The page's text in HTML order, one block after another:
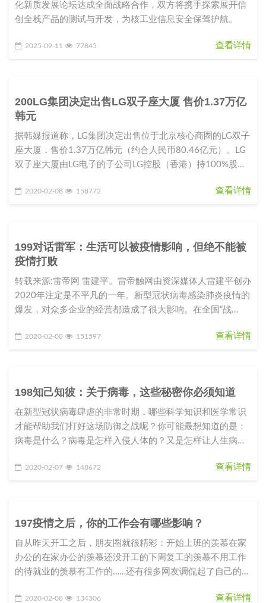
化新质发展论坛达成全面战略合作，双方将携手探索展开信
创全栈产品的测试与开发，为核工业信息安全保驾护航。
2025-09-11 77845 查看详情
200LG集团决定出售LG双子座大厦 售价1.37万亿
韩元
据韩媒报道称，LG集团决定出售位于北京核心商圈的LG双子
座大厦，售价1.37万亿韩元（约合人民币80.46亿元）。LG
双子座大厦由LG电子的子公司LG控股（香港）持100%股
2020-02-08 158772 查看详情
199对话雷军：生活可以被疫情影响，但绝不能被
疫情打败
转载来源:雷帝网 雷建平。雷帝触网由资深媒体人雷建平创办
2020年注定是不平凡的一年。新型冠状病毒感染肺炎疫情的
爆发，对众多企业的经营都造成了很大影响。在全国“战
2020-02-08 151597 查看详情
198知己知彼：关于病毒，这些秘密你必须知道
在新型冠状病毒肆虐的非常时期，哪些科学知识和医学常识
才能帮助我们打好这场防御之战呢？你可能最想知道的是：
病毒是什么？病毒是怎样入侵人体的？又是怎样让人生病
2020-02-07 148672 查看详情
197疫情之后，你的工作会有哪些影响？
自从昨天开工之后，朋友圈就很精彩：开始上班的羡慕在家
办公的在家办公的羡慕还没开工的下周复工的羡慕不用工作
的待就业的羡慕有工作的……还有很多网友调侃起了自己的职
2020-02-08 134306 查看详情